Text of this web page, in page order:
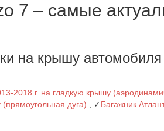
7 – самые
на крышу
2018 г. на гладкую крышу
дуга) , ✓Багажник